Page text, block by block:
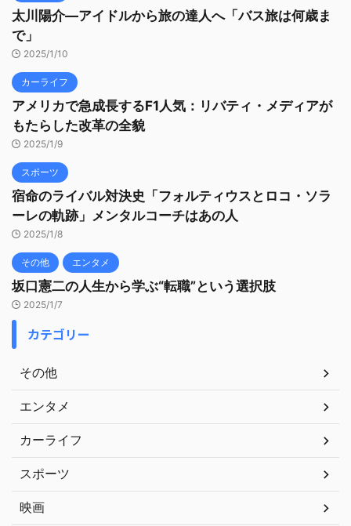
太川陽介—アイドルから旅の達人へ「バス旅は何歳ま
で」
2025/1/10
カーライフ
アメリカで急成長するF1人気：リバティ・メディアが
もたらした改革の全貌
2025/1/9
スポーツ
宿命のライバル対決史「フォルティウスとロコ・ソラ
ーレの軌跡」メンタルコーチはあの人
2025/1/8
その他 エンタメ
坂口憲二の人生から学ぶ“転職”という選択肢
2025/1/7
カテゴリー
その他
エンタメ
カーライフ
スポーツ
映画